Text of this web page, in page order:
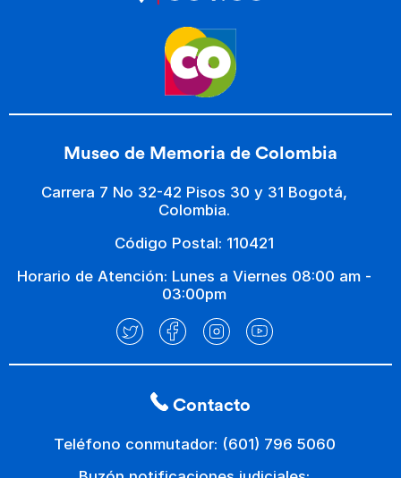
Museo de Memoria de Colombia
Carrera 7 No 32-42 Pisos 30 y 31 Bogotá,
Colombia.
Código Postal: 110421
Horario de Atención: Lunes a Viernes 08:00 am -
03:00pm
Contacto
Teléfono conmutador: (601) 796 5060